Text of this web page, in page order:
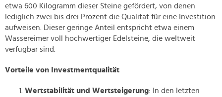
etwa 600 Kilogramm dieser Steine gefördert, von denen
lediglich zwei bis drei Prozent die Qualität für eine Investition
aufweisen. Dieser geringe Anteil entspricht etwa einem
Wassereimer voll hochwertiger Edelsteine, die weltweit
verfügbar sind.
Vorteile von Investmentqualität
Wertstabilität und Wertsteigerung: In den letzten